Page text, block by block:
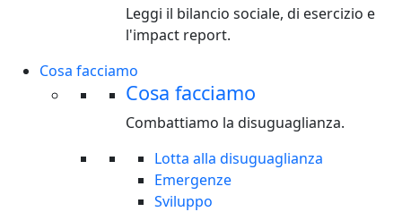
Leggi il bilancio sociale, di esercizio e
l'impact report.
Cosa facciamo
Cosa facciamo
Combattiamo la disuguaglianza.
Lotta alla disuguaglianza
Emergenze
Sviluppo